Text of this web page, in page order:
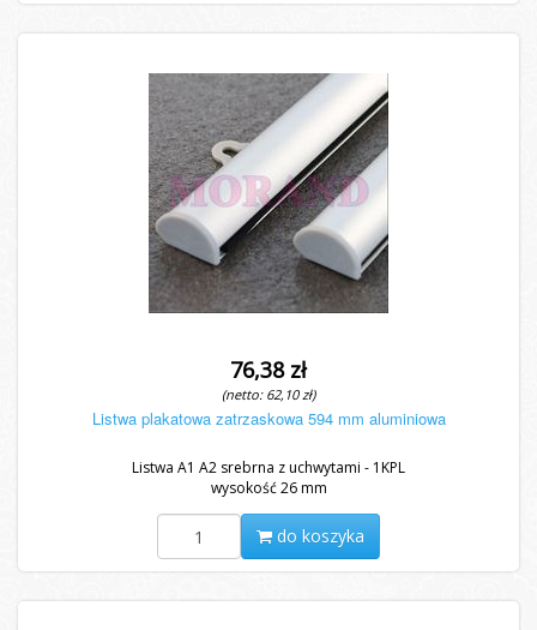
76,38 zł
(netto: 62,10 zł)
Listwa plakatowa zatrzaskowa 594 mm aluminiowa
Listwa A1 A2 srebrna z uchwytami - 1KPL
wysokość 26 mm
do koszyka